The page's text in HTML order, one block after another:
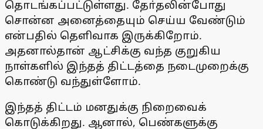
தொடங்கப்பட்டுள்ளது. தோ்தலின்போது
சொன்ன அனைத்தையும் செய்ய வேண்டும்
என்பதில் தெளிவாக இருக்கிறோம்.
அதனால்தான் ஆட்சிக்கு வந்த குறுகிய
நாள்களில் இந்தத் திட்டத்தை நடைமுறைக்கு
கொண்டு வந்துள்ளோம்.
இந்தத் திட்டம் மனதுக்கு நிறைவைக்
கொடுக்கிறது. ஆனால், பெண்களுக்கு